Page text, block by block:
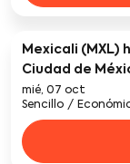
Mexicali (MXL)
Ciudad de
mié, 07 oct
Sencillo /